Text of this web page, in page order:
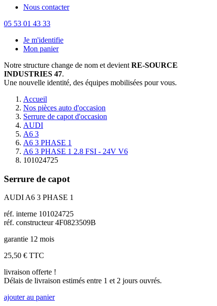
Nous contacter
05 53 01 43 33
Je m'identifie
Mon panier
Notre structure change de nom et devient RE-SOURCE
INDUSTRIES 47.
Une nouvelle identité, des équipes mobilisées pour vous.
Accueil
Nos pièces auto d'occasion
Serrure de capot d'occasion
AUDI
A6 3
A6 3 PHASE 1
A6 3 PHASE 1 2.8 FSI - 24V V6
101024725
Serrure de capot
AUDI A6 3 PHASE 1
réf. interne 101024725
réf. constructeur 4F0823509B
garantie 12 mois
25,50 € TTC
livraison offerte !
Délais de livraison estimés entre 1 et 2 jours ouvrés.
ajouter au panier